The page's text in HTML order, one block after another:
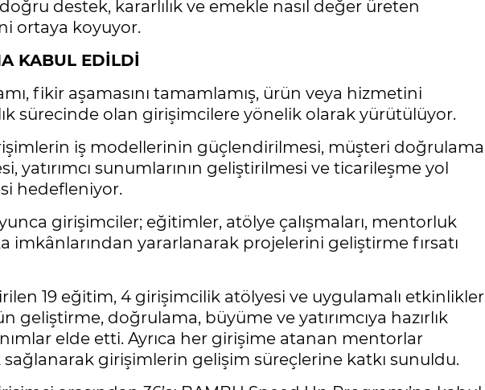
destek, kararlılık ve emekle nasıl değer üreten
ortaya koyuyor.
KABUL EDİLDİ
fikir aşamasını tamamlamış, ürün veya hizmetini
sürecinde olan girişimcilere yönelik olarak yürütülüyor.
iş modellerinin güçlendirilmesi, müşteri doğrulama
yatırımcı sunumlarının geliştirilmesi ve ticarileşme yol
hedefleniyor.
girişimciler; eğitimler, atölye çalışmaları, mentorluk
imkânlarından yararlanarak projelerini geliştirme fırsatı
19 eğitim, 4 girişimcilik atölyesi ve uygulamalı etkinlikler
geliştirme, doğrulama, büyüme ve yatırımcıya hazırlık
elde etti. Ayrıca her girişime atanan mentorlar
girişimlerin gelişim süreçlerine katkı sunuldu.